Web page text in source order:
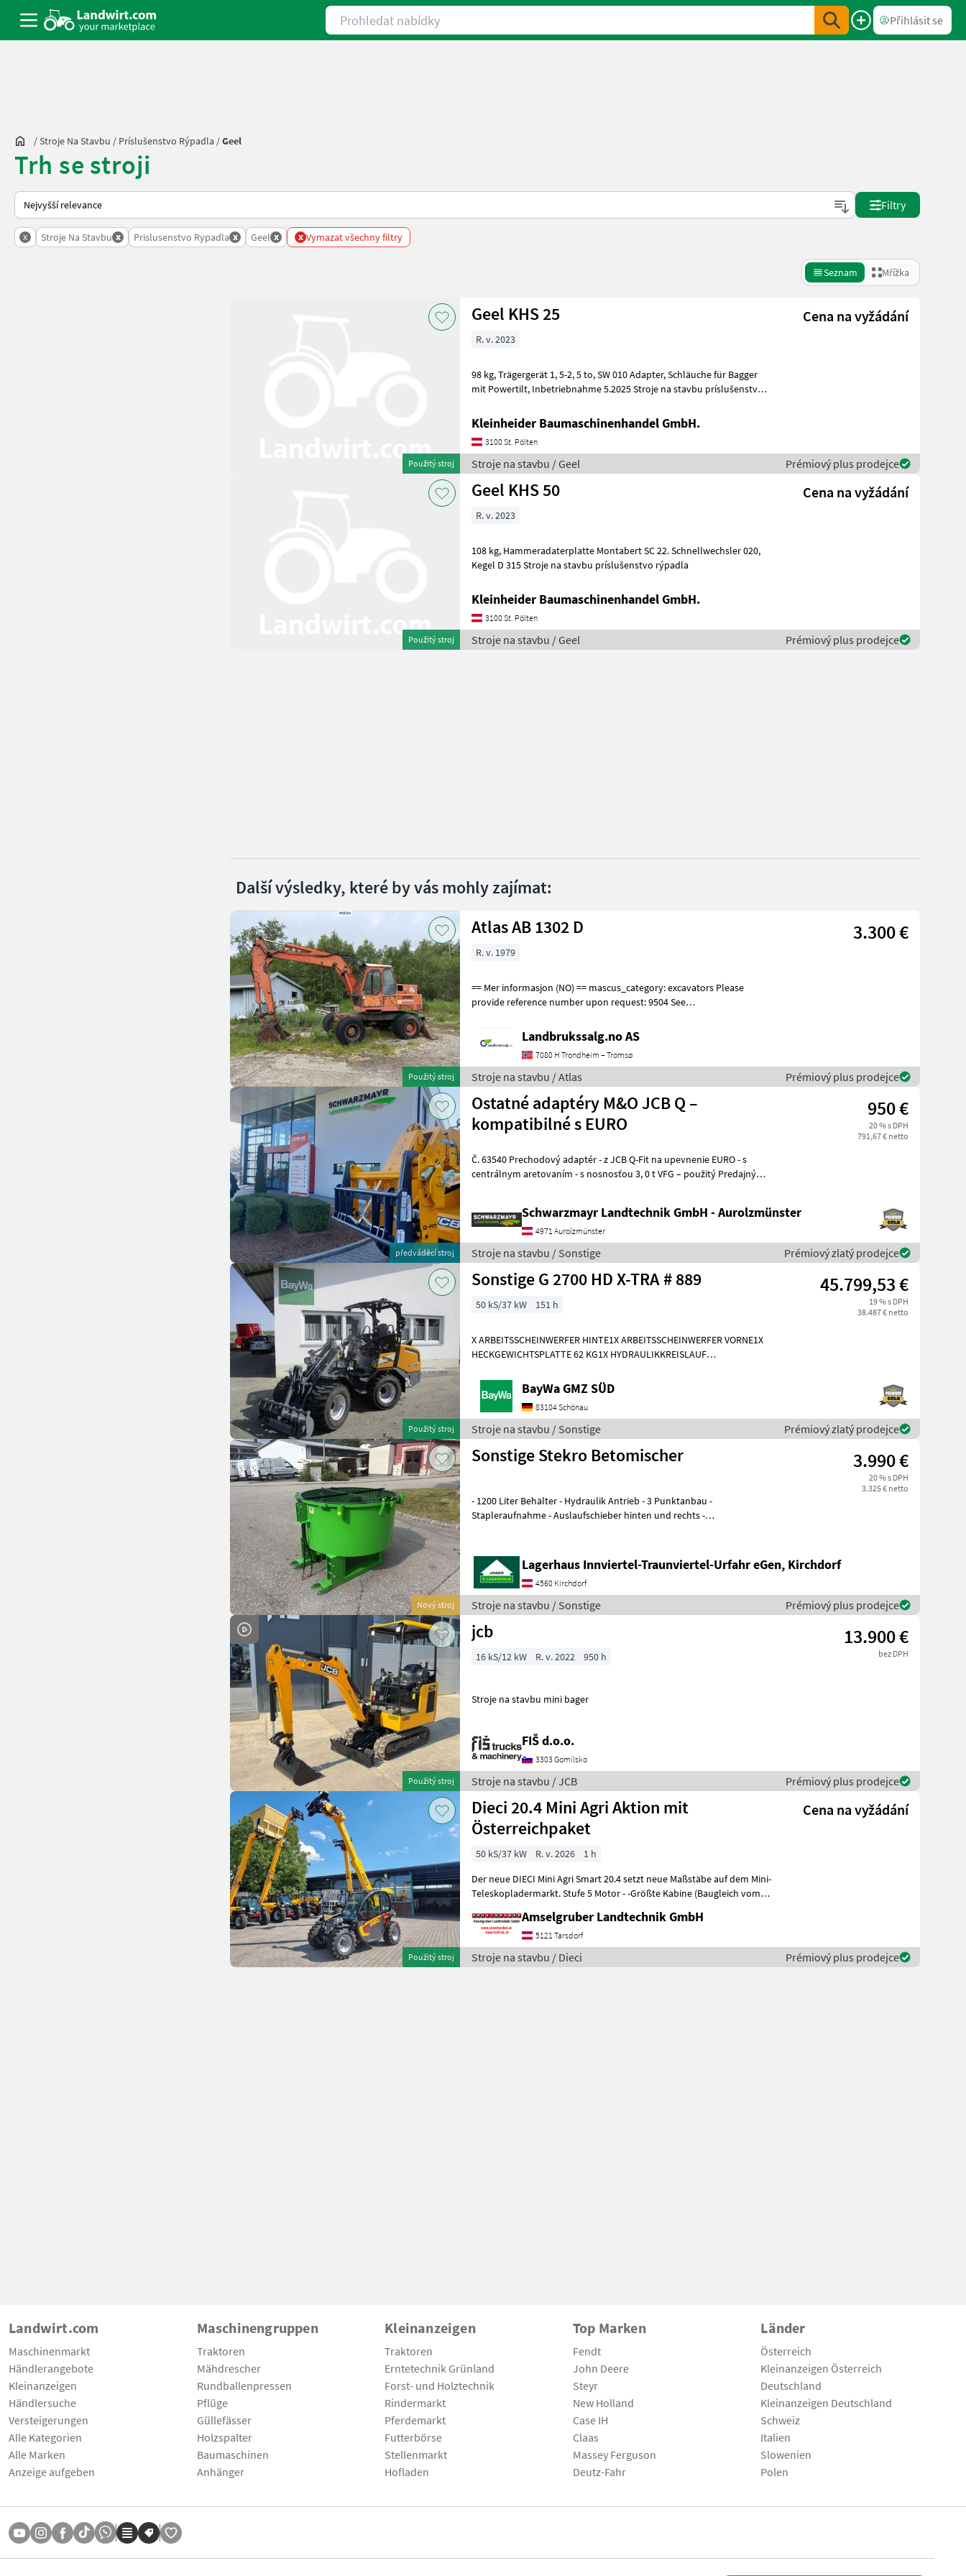
Prohledat nabídky
Přihlásit se
/Stroje Na Stavbu / Príslušenstvo Rýpadla /Geel
Trh se stroji
Takto se řadí nabídky na Landwirt.com
Filtry
x Stroje Na Stavbu x Prislusenstvo Rypadla x Geel x x Vymazat všechny filtry
Seznam Mřížka
Použitý stroj
Geel KHS 25 Cena na vyžádání
R. v. 2023
98 kg, Trägergerät 1, 5-2, 5 to, SW 010 Adapter, Schläuche für Bagger
mit Powertilt, Inbetriebnahme 5.2025 Stroje na stavbu príslušenstvo
Kleinheider Baumaschinenhandel GmbH.
3100 St. Pölten
Stroje na stavbu / Geel Prémiový plus prodejce
Použitý stroj
Geel KHS 50 Cena na vyžádání
R. v. 2023
108 kg, Hammeradaterplatte Montabert SC 22. Schnellwechsler 020,
Kegel D 315 Stroje na stavbu príslušenstvo rýpadla
Kleinheider Baumaschinenhandel GmbH.
3100 St. Pölten
Stroje na stavbu / Geel Prémiový plus prodejce
Další výsledky, které by vás mohly zajímat:
Použitý stroj
Atlas AB 1302 D 3.300 €
R. v. 1979
== Mer informasjon (NO) == mascus_category: excavators Please
provide reference number upon request: 9504 See
Landbrukssalg.no AS
7080 H Trondheim – Tromsø
Stroje na stavbu / Atlas Prémiový plus prodejce
předváděcí stroj
Ostatné adaptéry M&O JCB Q –
kompatibilné s EURO
950 €
20 % s DPH
791,67 € netto
Č. 63540 Prechodový adaptér - z JCB Q-Fit na upevnenie EURO - s
centrálnym aretovaním - s nosnosťou 3, 0 t VFG – použitý Predajný
Schwarzmayr Landtechnik GmbH - Aurolzmünster
4971 Aurolzmünster
Stroje na stavbu / Sonstige Prémiový zlatý prodejce
Použitý stroj
Sonstige G 2700 HD X-TRA # 889 45.799,53 €
19 % s DPH
38.487 € netto
50 kS/37 kW 151 h
X ARBEITSSCHEINWERFER HINTE1X ARBEITSSCHEINWERFER VORNE1X
HECKGEWICHTSPLATTE 62 KG1X HYDRAULIKKREISLAUF
KMDRUCKFREIERBayWa GMZ SÜD
83104 Schönau
Stroje na stavbu / Sonstige Prémiový zlatý prodejce
Nový stroj
Sonstige Stekro Betomischer 3.990 €
20 % s DPH
3.325 € netto
- 1200 Liter Behälter - Hydraulik Antrieb - 3 Punktanbau -
Stapleraufnahme - Auslaufschieber hinten und rechts -
Lagerhaus Innviertel-Traunviertel-Urfahr eGen, Kirchdorf
4560 Kirchdorf
Stroje na stavbu / Sonstige Prémiový plus prodejce
Použitý stroj
jcb 13.900 €
bez DPH
16 kS/12 kW R. v. 2022 950 h
Stroje na stavbu mini bager
FIŠ d.o.o.
3303 Gomilsko
Stroje na stavbu / JCB Prémiový plus prodejce
Použitý stroj
Dieci 20.4 Mini Agri Aktion mit
Österreichpaket
Cena na vyžádání
50 kS/37 kW R. v. 2026
1 h
Der neue DIECI Mini Agri Smart 20.4 setzt neue Maßstäbe auf dem Mini-
Teleskopladermarkt. Stufe 5 Motor - -Größte Kabine (Baugleich vom
Amselgruber Landtechnik GmbH
5121 Tarsdorf
Stroje na stavbu / Dieci Prémiový plus prodejce
Landwirt.com
Maschinenmarkt
Händlerangebote
Kleinanzeigen
Händlersuche
Versteigerungen
Alle Kategorien
Alle Marken
Anzeige aufgeben
Maschinengruppen
Traktoren
Mähdrescher
Rundballenpressen
Pflüge
Güllefässer
Holzspalter
Baumaschinen
Anhänger
Kleinanzeigen
Traktoren
Erntetechnik Grünland
Forst- und Holztechnik
Rindermarkt
Pferdemarkt
Futterbörse
Stellenmarkt
Hofladen
Top Marken
Fendt
John Deere
Steyr
New Holland
Case IH
Claas
Massey Ferguson
Deutz-Fahr
Länder
Österreich
Kleinanzeigen Österreich
Deutschland
Kleinanzeigen Deutschland
Schweiz
Italien
Slowenien
Polen